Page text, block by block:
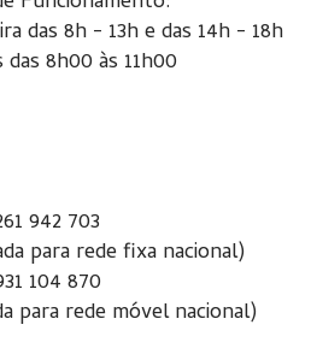
das 8h - 13h e das 14h - 18h
8h00 às 11h00
942 703
para rede fixa nacional)
104 870
para rede móvel nacional)